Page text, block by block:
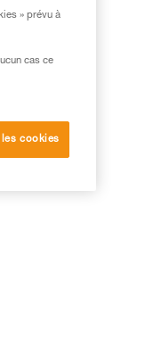
» prévu à
cas ce
cookies